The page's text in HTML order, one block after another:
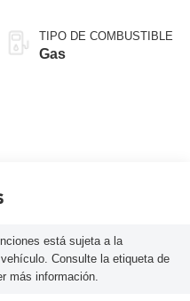
TIPO DE COMBUSTIBLE
Gas
está sujeta a la
Consulte la etiqueta de
más información.